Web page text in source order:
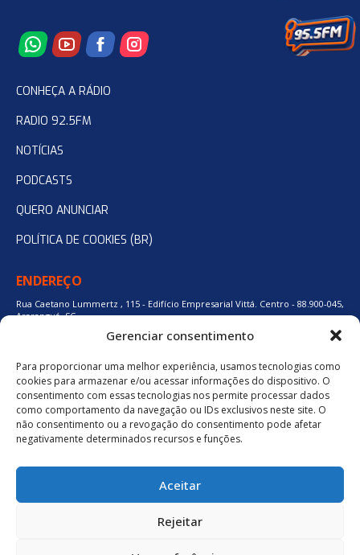
Gerenciar consentimento
Para proporcionar uma melhor experiência, usamos tecnologias como
cookies para armazenar e/ou acessar informações do dispositivo. O
consentimento com essas tecnologias nos permite processar dados
como comportamento da navegação ou IDs exclusivos neste site. O
não consentimento ou a revogação do consentimento pode afetar
negativamente determinados recursos e funções.
Aceitar
Rejeitar
CONHEÇA A RÁDIO
RADIO 92.5FM
NOTÍCIAS
PODCASTS
QUERO ANUNCIAR
POLÍTICA DE COOKIES (BR)
ENDEREÇO
Rua Caetano Lummertz , 115 - Edifício Empresarial Vittá. Centro - 88.900-045,
Araranguá, SC.
48 3524-0137
48 9880-84667